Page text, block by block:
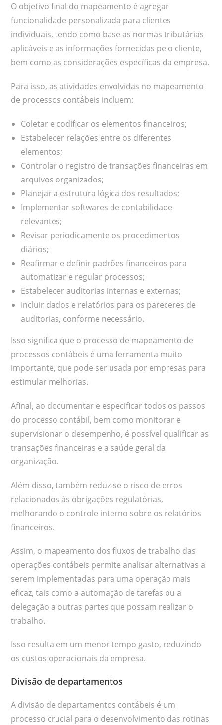
O objetivo final do mapeamento é agregar
funcionalidade personalizada para clientes
individuais, tendo como base as normas tributárias
aplicáveis e as informações fornecidas pelo cliente,
bem como as considerações específicas da empresa.
Para isso, as atividades envolvidas no mapeamento
de processos contábeis incluem:
Coletar e codificar os elementos financeiros;
Estabelecer relações entre os diferentes
elementos;
Controlar o registro de transações financeiras em
arquivos organizados;
Planejar a estrutura lógica dos resultados;
Implementar softwares de contabilidade
relevantes;
Revisar periodicamente os procedimentos
diários;
Reafirmar e definir padrões financeiros para
automatizar e regular processos;
Estabelecer auditorias internas e externas;
Incluir dados e relatórios para os pareceres de
auditorias, conforme necessário.
Isso significa que o processo de mapeamento de
processos contábeis é uma ferramenta muito
importante, que pode ser usada por empresas para
estimular melhorias.
Afinal, ao documentar e especificar todos os passos
do processo contábil, bem como monitorar e
supervisionar o desempenho, é possível qualificar as
transações financeiras e a saúde geral da
organização.
Além disso, também reduz-se o risco de erros
relacionados às obrigações regulatórias,
melhorando o controle interno sobre os relatórios
financeiros.
Assim, o mapeamento dos fluxos de trabalho das
operações contábeis permite analisar alternativas a
serem implementadas para uma operação mais
eficaz, tais como a automação de tarefas ou a
delegação a outras partes que possam realizar o
trabalho.
Isso resulta em um menor tempo gasto, reduzindo
os custos operacionais da empresa.
Divisão de departamentos
A divisão de departamentos contábeis é um
processo crucial para o desenvolvimento das rotinas